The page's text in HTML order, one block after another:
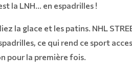
la LNH... en espadrilles !
la glace et les patins. NHL
ce qui rend ce sport
pour la première fois.